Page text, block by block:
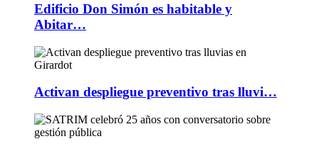
Edificio Don Simón es habitable y
Abitar…
Activan despliegue preventivo tras lluvi…